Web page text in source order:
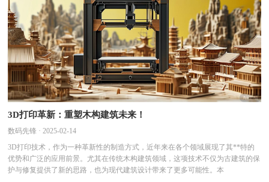
3D打印革新：重塑木构建筑未来！
数码先锋 · 2025-02-14
3D打印技术，作为一种革新性的制造方式，近年来在各个领域展现了其**特的
优势和广泛的应用前景。尤其在传统木构建筑领域，这项技术不仅为古建筑的保
护与修复提供了新的思路，也为现代建筑设计带来了更多可能性。本